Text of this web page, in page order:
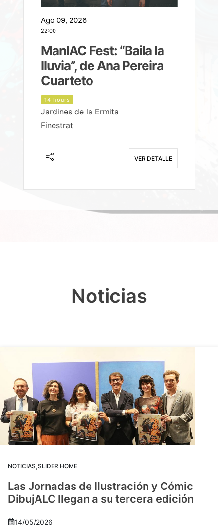
Ago 09, 2026
22:00
ManIAC Fest: “Baila la
lluvia”, de Ana Pereira
Cuarteto
14 hours
Jardines de la Ermita
Finestrat
VER DETALLE
Noticias
NOTICIAS,SLIDER HOME
Las Jornadas de Ilustración y Cómic
DibujALC llegan a su tercera edición
14/05/2026